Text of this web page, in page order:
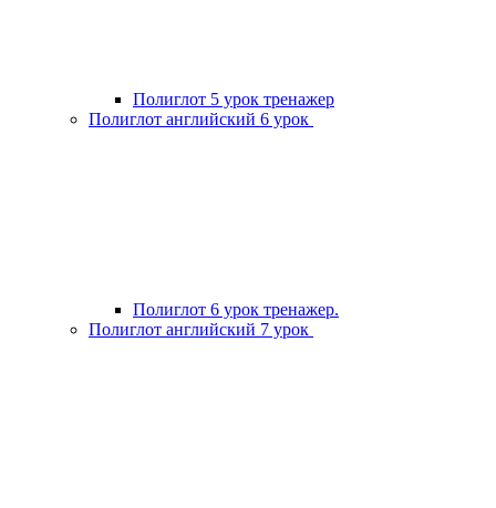
Полиглот 5 урок тренажер
Полиглот английский 6 урок
Полиглот 6 урок тренажер.
Полиглот английский 7 урок